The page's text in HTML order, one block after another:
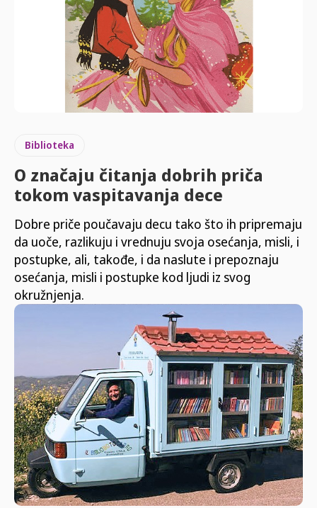
Biblioteka
O značaju čitanja dobrih priča
tokom vaspitavanja dece
Dobre priče poučavaju decu tako što ih pripremaju
da uoče, razlikuju i vrednuju svoja osećanja, misli, i
postupke, ali, takođe, i da naslute i prepoznaju
osećanja, misli i postupke kod ljudi iz svog
okružnjenja.